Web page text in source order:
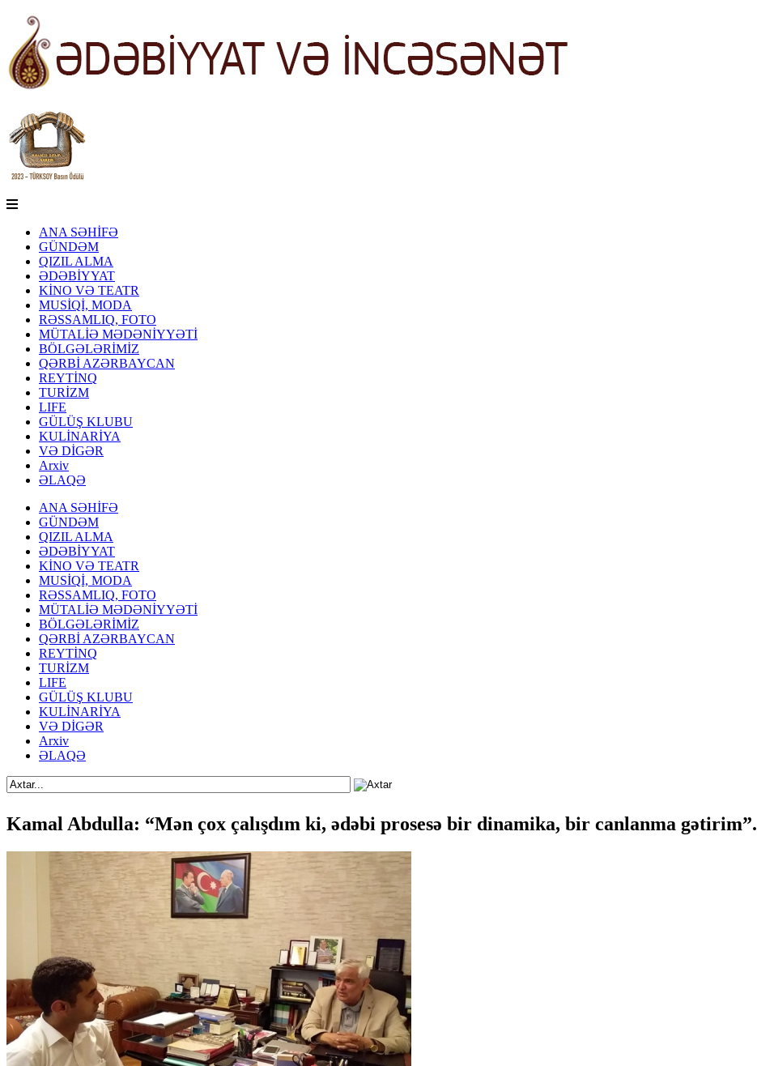
ANA SƏHİFƏ
GÜNDƏM
QIZIL ALMA
ƏDƏBİYYAT
KİNO VƏ TEATR
MUSİQİ, MODA
RƏSSAMLIQ, FOTO
MÜTALİƏ MƏDƏNİYYƏTİ
BÖLGƏLƏRİMİZ
QƏRBİ AZƏRBAYCAN
REYTİNQ
TURİZM
LIFE
GÜLÜŞ KLUBU
KULİNARİYA
VƏ DİGƏR
Arxiv
ƏLAQƏ
ANA SƏHİFƏ
GÜNDƏM
QIZIL ALMA
ƏDƏBİYYAT
KİNO VƏ TEATR
MUSİQİ, MODA
RƏSSAMLIQ, FOTO
MÜTALİƏ MƏDƏNİYYƏTİ
BÖLGƏLƏRİMİZ
QƏRBİ AZƏRBAYCAN
REYTİNQ
TURİZM
LIFE
GÜLÜŞ KLUBU
KULİNARİYA
VƏ DİGƏR
Arxiv
ƏLAQƏ
Kamal Abdulla: “Mən çox çalışdım ki, ədəbi prosesə bir dinamika, bir canlanma gətirim”.